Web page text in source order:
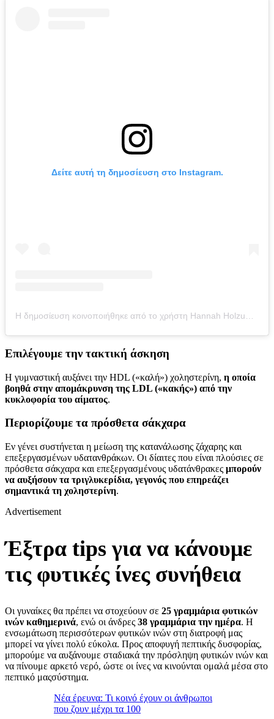
Δείτε αυτή τη δημοσίευση στο Instagram.
Επιλέγουμε την τακτική άσκηση
Η γυμναστική αυξάνει την HDL («καλή») χοληστερίνη, η οποία
βοηθά στην απομάκρυνση της LDL («κακής») από την
κυκλοφορία του αίματος.
Περιορίζουμε τα πρόσθετα σάκχαρα
Εν γένει συστήνεται η μείωση της κατανάλωσης ζάχαρης και
επεξεργασμένων υδατανθράκων. Οι δίαιτες που είναι πλούσιες σε
πρόσθετα σάκχαρα και επεξεργασμένους υδατάνθρακες μπορούν
να αυξήσουν τα τριγλυκερίδια, γεγονός που επηρεάζει
σημαντικά τη χοληστερίνη.
Advertisement
Έξτρα tips για να κάνουμε
τις φυτικές ίνες συνήθεια
Οι γυναίκες θα πρέπει να στοχεύουν σε 25 γραμμάρια φυτικών
ινών καθημερινά, ενώ οι άνδρες 38 γραμμάρια την ημέρα. Η
ενσωμάτωση περισσότερων φυτικών ινών στη διατροφή μας
μπορεί να γίνει πολύ εύκολα. Προς αποφυγή πεπτικής δυσφορίας,
μπορούμε να αυξάνουμε σταδιακά την πρόσληψη φυτικών ινών και
να πίνουμε αρκετό νερό, ώστε οι ίνες να κινούνται ομαλά μέσα στο
πεπτικό μαςσύστημα.
Νέα έρευνα: Τι κοινό έχουν οι άνθρωποι
που ζουν μέχρι τα 100